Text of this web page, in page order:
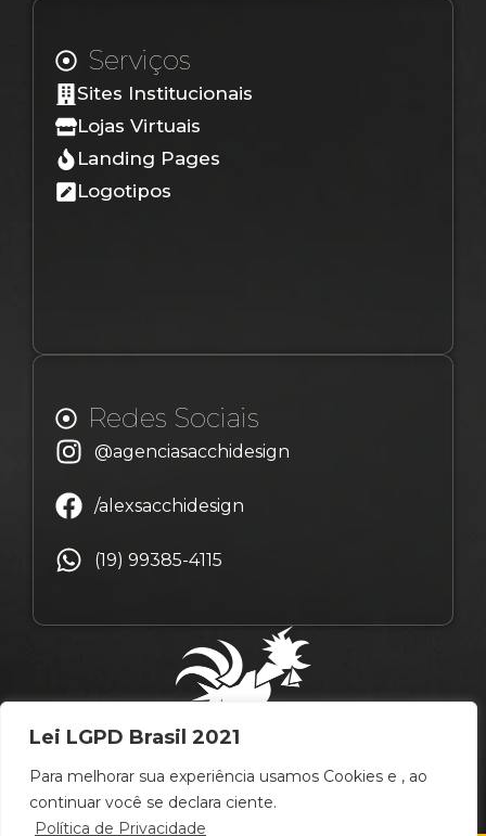
Lei LGPD Brasil 2021
Para melhorar sua experiência usamos Cookies e , ao
continuar você se declara ciente.
Política de Privacidade
Serviços
Sites Institucionais
Lojas Virtuais
Landing Pages
Logotipos
Redes Sociais
@agenciasacchidesign
/alexsacchidesign
(19) 99385-4115